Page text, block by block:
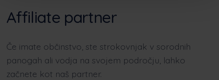
Affiliate partner
Če imate občinstvo, ste strokovnjak v sorodnih
panogah ali vodja na svojem področju, lahko
začnete kot naš partner.